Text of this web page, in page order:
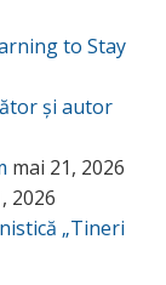
to Stay
și autor
mai 21, 2026
2026
„Tineri